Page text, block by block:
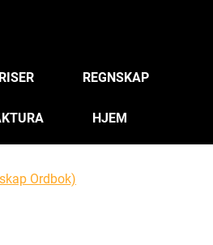
REGNSKAP
HJEM
Ordbok)